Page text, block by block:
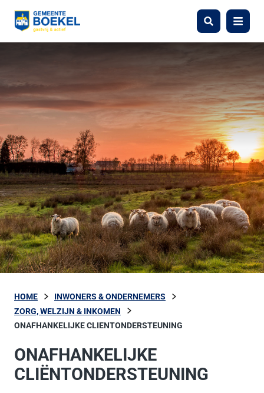
Zoeken Menu
HOME
INWONERS & ONDERNEMERS
ZORG, WELZIJN & INKOMEN
ONAFHANKELIJKE CLIENTONDERSTEUNING
ONAFHANKELIJKE
CLIËNTONDERSTEUNING